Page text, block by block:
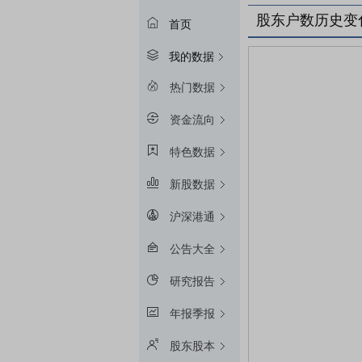
首页
我的数据
热门数据
资金流向
特色数据
新股数据
沪深港通
公告大全
研究报告
年报季报
股东股本
股东户数历史